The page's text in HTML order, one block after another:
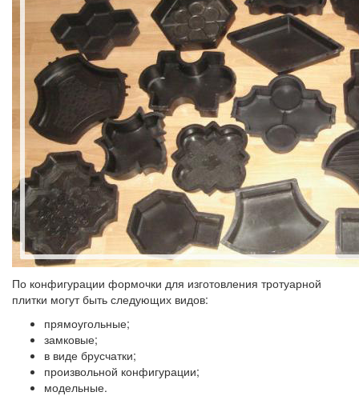
По конфигурации формочки для изготовления тротуарной
плитки могут быть следующих видов:
прямоугольные;
замковые;
в виде брусчатки;
произвольной конфигурации;
модельные.